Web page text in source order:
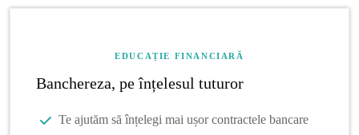
EDUCAȚIE FINANCIARĂ
Banchereza, pe înțelesul tuturor
Te ajutăm să înțelegi mai ușor contractele bancare